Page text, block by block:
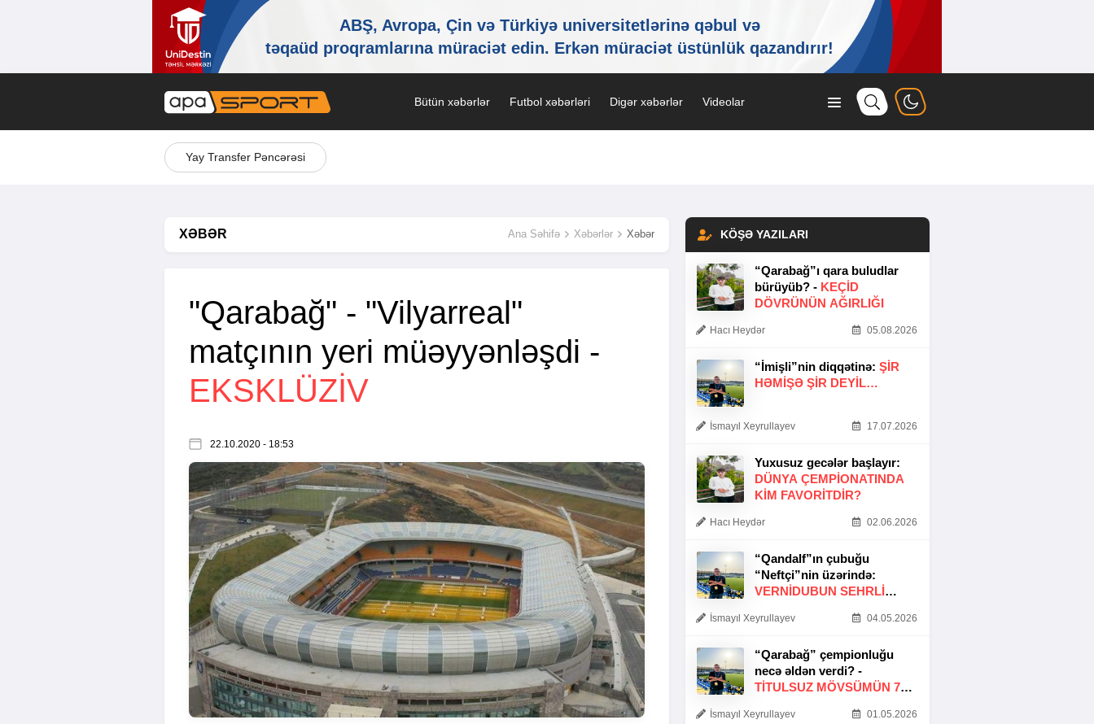
Bütün xəbərlər Futbol xəbərləri Digər xəbərlər Videolar
Yay Transfer Pəncərəsi
XƏBƏR Ana Səhifə Xəbərlər Xəbər
"Qarabağ" - "Vilyarreal"
matçının yeri müəyyənləşdi -
EKSKLÜZİV
22.10.2020 - 18:53
KÖŞƏ YAZILARI
“Qarabağ”ı qara buludlar
bürüyüb? - KEÇID
DÖVRÜNÜN AĞIRLIĞI
Hacı Heydər 05.08.2026
“İmişli”nin diqqətinə: ŞIR
HƏMIŞƏ ŞIR DEYIL…
İsmayıl Xeyrullayev 17.07.2026
Yuxusuz gecələr başlayır:
DÜNYA ÇEMPIONATINDA
KIM FAVORITDIR?
Hacı Heydər 02.06.2026
“Qandalf”ın çubuğu
“Neftçi”nin üzərində:
VERNİDUBUN SEHRLİ
İsmayıl Xeyrullayev 04.05.2026
“Qarabağ” çempionluğu
necə əldən verdi? -
TITULSUZ MÖVSÜMÜN 7
İsmayıl Xeyrullayev 01.05.2026